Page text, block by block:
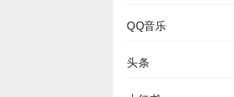
QQ音乐
头条